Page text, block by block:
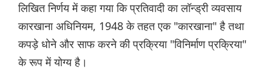
लिखित निर्णय में कहा गया कि प्रतिवादी का लॉन्ड्री व्यवसाय
कारखाना अधिनियम, 1948 के तहत एक "कारखाना" है तथा
कपड़े धोने और साफ करने की प्रक्रिया "विनिर्माण प्रक्रिया"
के रूप में योग्य है।